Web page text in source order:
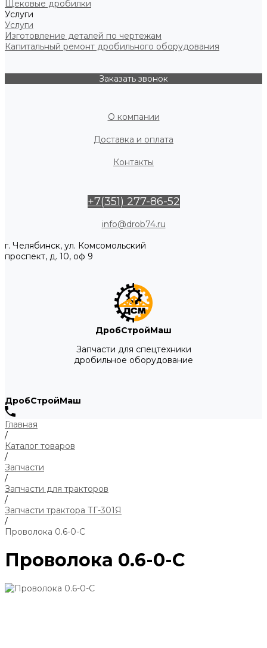
Щековые дробилки
Услуги
Услуги
Изготовление деталей по чертежам
Капитальный ремонт дробильного оборудования
Заказать звонок
О компании
Доставка и оплата
Контакты
+7(351) 277-86-52
info@drob74.ru
г. Челябинск, ул. Комсомольский
проспект, д. 10, оф 9
ДробСтройМаш
Запчасти для спецтехники
дробильное оборудование
ДробСтройМаш
Главная
/
Каталог товаров
/
Запчасти
/
Запчасти для тракторов
/
Запчасти трактора ТГ-301Я
/
Проволока 0.6-0-С
Проволока 0.6-0-С